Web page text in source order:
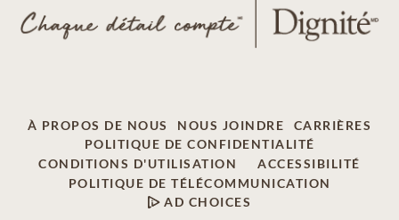
À PROPOS DE NOUS NOUS JOINDRE
CARRIÈRES
POLITIQUE DE CONFIDENTIALITÉ
CONDITIONS D'UTILISATION
ACCESSIBILITÉ
POLITIQUE DE TÉLÉCOMMUNICATION
AD CHOICES